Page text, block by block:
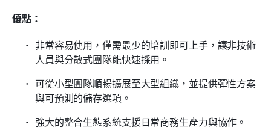
優點：
非常容易使用，僅需最少的培訓即可上手，讓非技術
人員與分散式團隊能快速採用。
可從小型團隊順暢擴展至大型組織，並提供彈性方案
與可預測的儲存選項。
強大的整合生態系統支援日常商務生產力與協作。